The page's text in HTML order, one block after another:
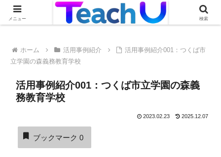
Teach Uの活用事例を絶賛募集中です！詳しくはこちらから
ホーム 活用事例紹介
活用事例紹介001：つくば市
立学園の森義務教育学校
活用事例紹介001：つくば市立学園の森義
務教育学校
2023.02.23 2025.12.07
ブックマーク 0
メニュー 検索